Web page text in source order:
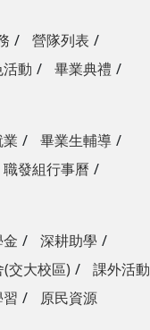
營隊列表
動
畢業典禮
畢業生輔導
職發組行事曆
深耕助學
交大校區)
課外活動
原民資源